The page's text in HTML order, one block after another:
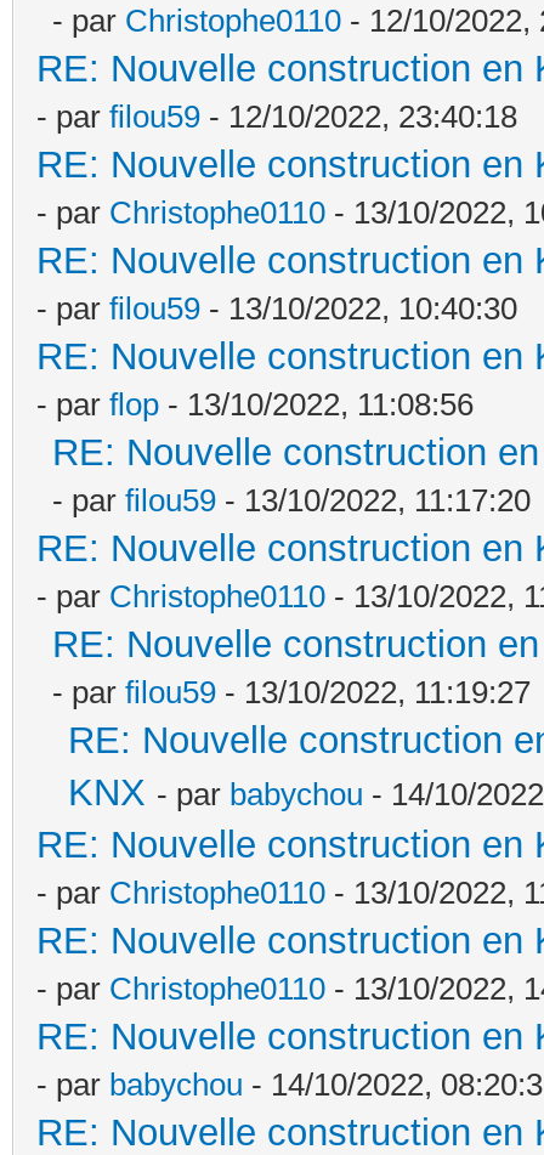
- par Christophe0110 - 12/10/2022,
RE: Nouvelle construction
- par filou59 - 12/10/2022, 23:40:18
RE: Nouvelle construction
- par Christophe0110 - 13/10/2022,
RE: Nouvelle construction
- par filou59 - 13/10/2022, 10:40:30
RE: Nouvelle construction
- par flop - 13/10/2022, 11:08:56
RE: Nouvelle construction
- par filou59 - 13/10/2022, 11:17:20
RE: Nouvelle construction
- par Christophe0110 - 13/10/2022,
RE: Nouvelle construction
- par filou59 - 13/10/2022, 11:19:27
RE: Nouvelle construction
KNX - par babychou - 14/10/
RE: Nouvelle construction
- par Christophe0110 - 13/10/2022,
RE: Nouvelle construction
- par Christophe0110 - 13/10/2022,
RE: Nouvelle construction
- par babychou - 14/10/2022,
RE: Nouvelle construction